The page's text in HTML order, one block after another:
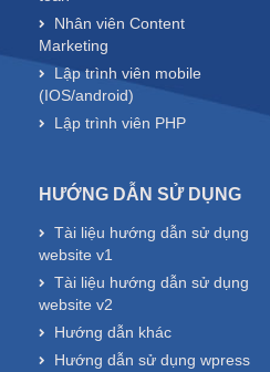
Nhân viên Content
Marketing
Lập trình viên mobile
(IOS/android)
Lập trình viên PHP
HƯỚNG DẪN SỬ DỤNG
Tài liệu hướng dẫn sử dụng
website v1
Tài liệu hướng dẫn sử dụng
website v2
Hướng dẫn khác
Hướng dẫn sử dụng wpress